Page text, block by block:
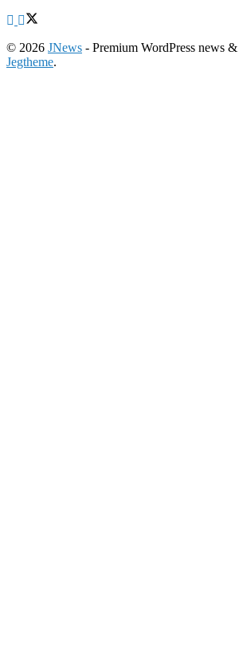
© 2026 JNews - Premium WordPress news
Jegtheme.